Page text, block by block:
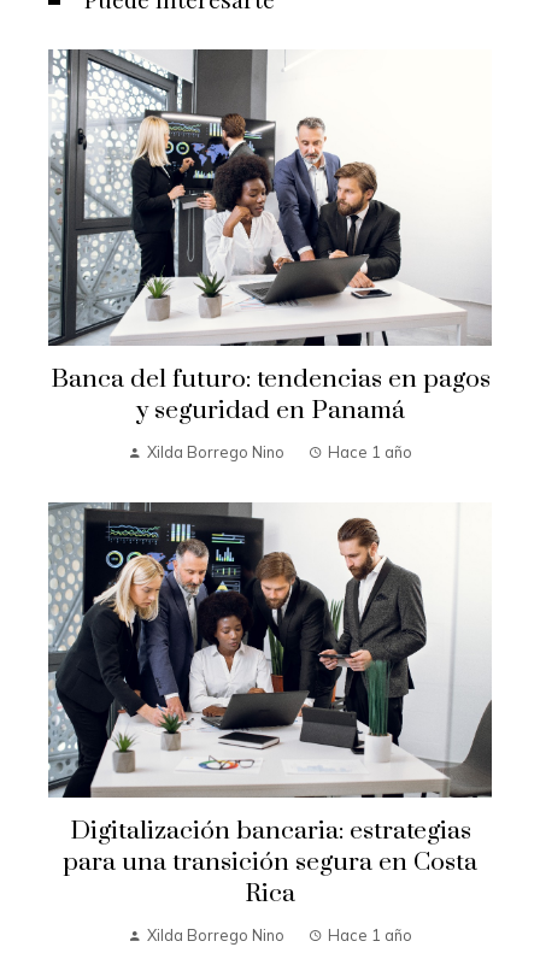
Banca del futuro: tendencias en pagos
y seguridad en Panamá
Xilda Borrego Nino Hace 1 año
Digitalización bancaria: estrategias
para una transición segura en Costa
Rica
Xilda Borrego Nino Hace 1 año